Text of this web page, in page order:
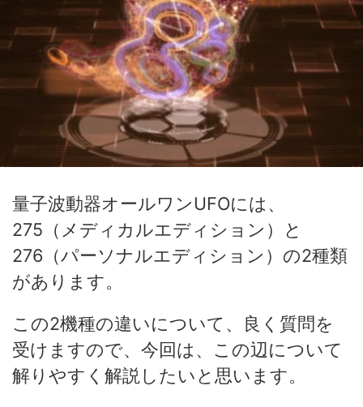
量子波動器オールワンUFOには、
275（メディカルエディション）と
276（パーソナルエディション）の2種類
があります。
この2機種の違いについて、良く質問を
受けますので、今回は、この辺について
解りやすく解説したいと思います。